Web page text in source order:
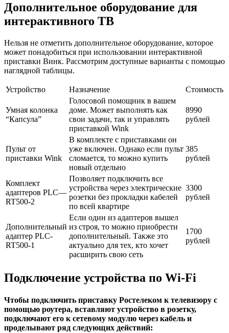
Дополнительное оборудование для
интерактивного ТВ
Нельзя не отметить дополнительное оборудование, которое
может понадобиться при использовании интерактивной
приставки Винк. Рассмотрим доступные варианты с помощью
наглядной таблицы.
Устройство Назначение Стоимость
Умная колонка
“Капсула”
Голосовой помощник в вашем
доме. Может выполнять как
свои задачи, так и управлять
приставкой Wink
8990
рублей
Пульт от
приставки Wink
В комплекте с приставками он
уже включен. Однако если пульт
сломается, то можно купить
новый отдельно
385
рублей
Комплект
адаптеров PLC—
RT500-2
Позволяет подключить все
устройства через электрические
розетки без прокладки кабелей
по всей квартире
3300
рублей
Дополнительный
адаптер PLC-
RT500-1
Если один из адаптеров вышел
из строя, то можно приобрести
дополнительный. Также это
актуально для тех, кто хочет
расширить свою сеть
1700
рублей
Подключение устройства по Wi-Fi
Чтобы подключить приставку Ростелеком к телевизору с
помощью роутера, вставляют устройство в розетку,
подключают его к сетевому модулю через кабель и
проделывают ряд следующих действий: